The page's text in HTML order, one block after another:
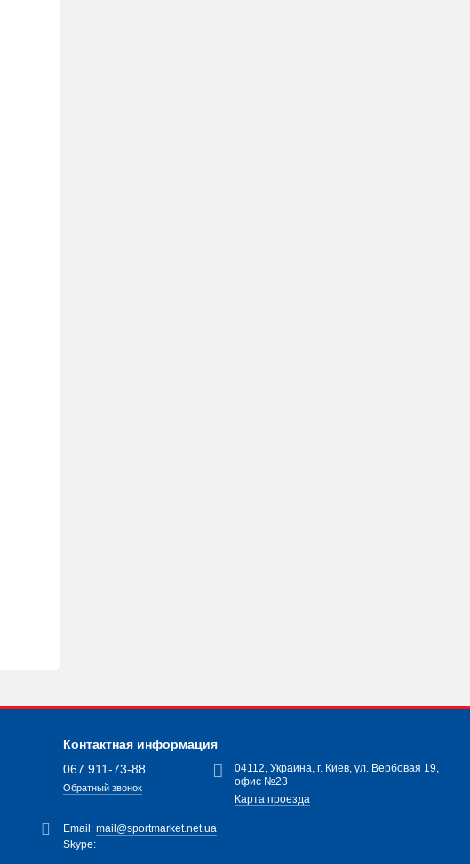
Контактная информация
067 911-73-88
Обратный звонок
04112, Украина, г. Киев, ул. Вербовая 19,
офис №23
Карта проезда
Email:mail@sportmarket.net.ua
Skype: